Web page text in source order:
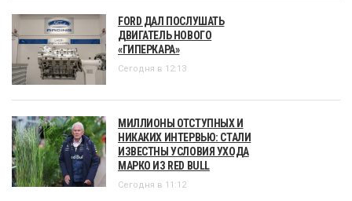
FORD ДАЛ ПОСЛУШАТЬ
ДВИГАТЕЛЬ НОВОГО
«ГИПЕРКАРА»
Сегодня в 12:13
МИЛЛИОНЫ ОТСТУПНЫХ И
НИКАКИХ ИНТЕРВЬЮ: СТАЛИ
ИЗВЕСТНЫ УСЛОВИЯ УХОДА
МАРКО ИЗ RED BULL
Сегодня в 11:12